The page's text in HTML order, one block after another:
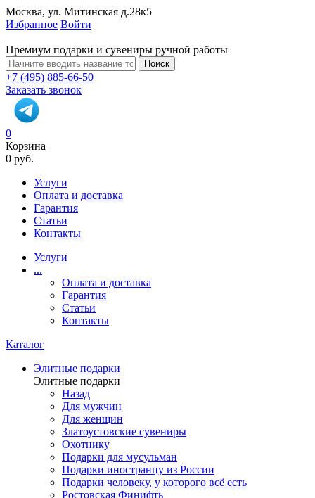
Москва, ул. Митинская д.28к5
Избранное Войти
Премиум подарки и сувениры ручной работы
Поиск
+7 (495) 885-66-50
Заказать звонок
0
Корзина
0 руб.
Услуги
Оплата и доставка
Гарантия
Статьи
Контакты
Услуги
...
Оплата и доставка
Гарантия
Статьи
Контакты
Каталог
Элитные подарки
Элитные подарки
Назад
Для мужчин
Для женщин
Златоустовские сувениры
Охотнику
Подарки для мусульман
Подарки иностранцу из России
Подарки человеку, у которого всё есть
Ростовская Финифть